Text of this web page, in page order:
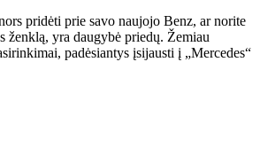
pridėti prie savo naujojo Benz, ar norite
ženklą, yra daugybė priedų. Žemiau
padėsiantys įsijausti į „Mercedes“